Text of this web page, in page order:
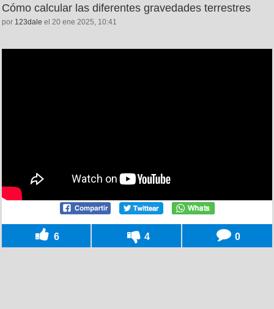
Cómo calcular las diferentes gravedades terrestres
por 123dale el 20 ene 2025, 10:41
6 4 0